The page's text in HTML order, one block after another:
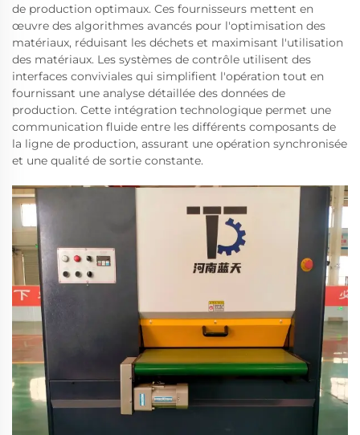
de production optimaux. Ces fournisseurs mettent en
œuvre des algorithmes avancés pour l'optimisation des
matériaux, réduisant les déchets et maximisant l'utilisation
des matériaux. Les systèmes de contrôle utilisent des
interfaces conviviales qui simplifient l'opération tout en
fournissant une analyse détaillée des données de
production. Cette intégration technologique permet une
communication fluide entre les différents composants de
la ligne de production, assurant une opération synchronisée
et une qualité de sortie constante.